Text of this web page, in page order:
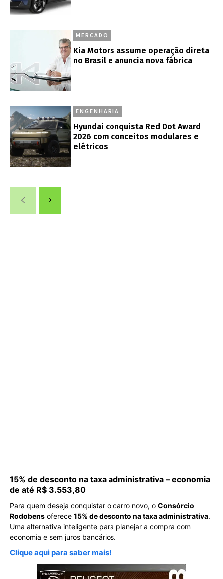
MERCADO
Kia Motors assume operação direta
no Brasil e anuncia nova fábrica
ENGENHARIA
Hyundai conquista Red Dot Award
2026 com conceitos modulares e
elétricos
15% de desconto na taxa administrativa – economia
de até R$ 3.553,80
Para quem deseja conquistar o carro novo, o Consórcio
Rodobens oferece 15% de desconto na taxa administrativa.
Uma alternativa inteligente para planejar a compra com
economia e sem juros bancários.
Clique aqui para saber mais!